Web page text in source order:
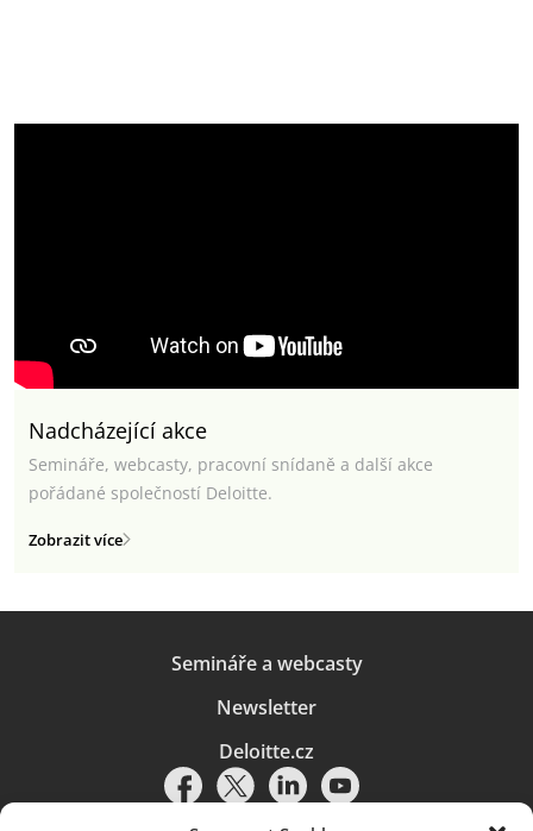
Nadcházející akce
Semináře, webcasty, pracovní snídaně a další akce
pořádané společností Deloitte.
Zobrazit více
Semináře a webcasty
Newsletter
Deloitte.cz